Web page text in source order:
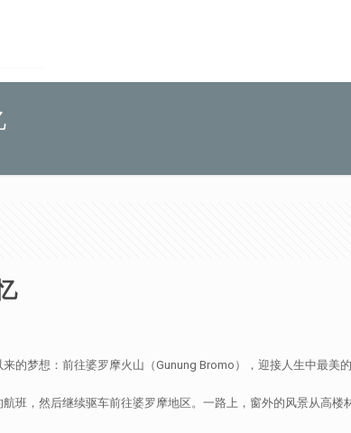
的梦想：前往婆罗摩火山（Gunung Bromo），迎接人生中最
班，然后继续驱车前往婆罗摩地区。一路上，窗外的风景从高